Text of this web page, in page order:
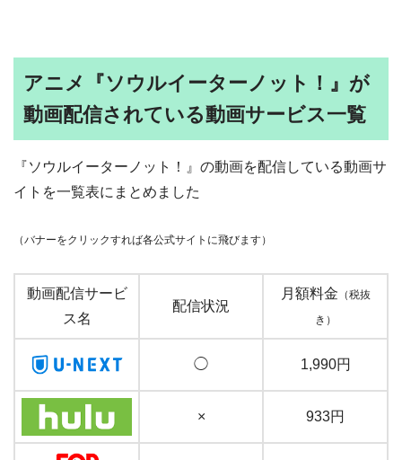
アニメ『ソウルイーターノット！』が
動画配信されている動画サービス一覧
『ソウルイーターノット！』の動画を配信している動画サ
イトを一覧表にまとめました
（バナーをクリックすれば各公式サイトに飛びます）
動画配信サービ
ス名
配信状況
月額料金 （税抜
き）
◯ 1,990円
× 933円